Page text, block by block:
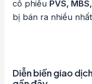
cổ phiếu PVS,
bị bán ra nhiều
Diễn biến giao